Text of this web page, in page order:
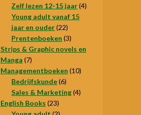
producten
Zelf lezen 12-15 jaar 44
Young adult vanaf 15
jaar en ouder 2222
producten
Prentenboeken 33
producten
Strips & Graphic novels en
Manga 77
producten
Managementboeken 1010
Bedrijfskunde 66
producten
Sales & Marketing 44
English Books 2323
producten
2